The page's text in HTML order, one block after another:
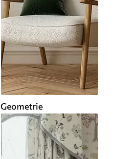
Geometrie